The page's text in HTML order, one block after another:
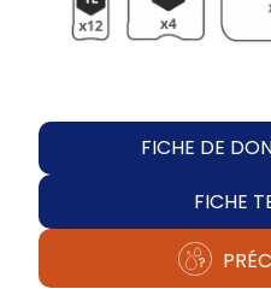
FICHE DE
FICHE